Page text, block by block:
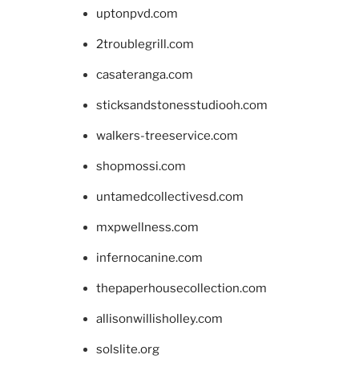
uptonpvd.com
2troublegrill.com
casateranga.com
sticksandstonesstudiooh.com
walkers-treeservice.com
shopmossi.com
untamedcollectivesd.com
mxpwellness.com
infernocanine.com
thepaperhousecollection.com
allisonwillisholley.com
solslite.org